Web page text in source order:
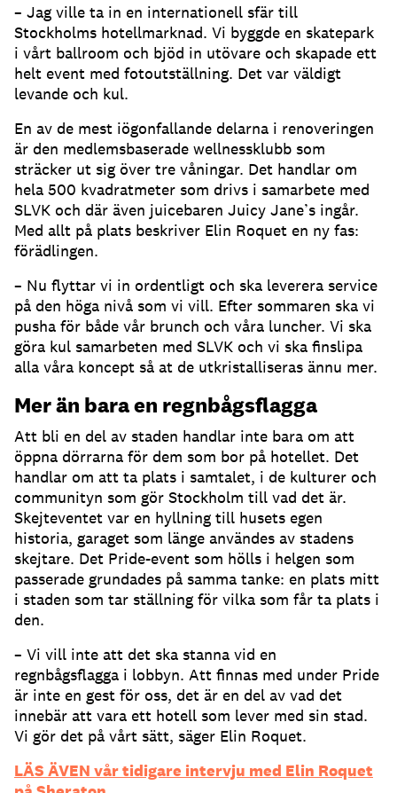
– Jag ville ta in en internationell sfär till
Stockholms hotellmarknad. Vi byggde en skatepark
i vårt ballroom och bjöd in utövare och skapade ett
helt event med fotoutställning. Det var väldigt
levande och kul.
En av de mest iögonfallande delarna i renoveringen
är den medlemsbaserade wellnessklubb som
sträcker ut sig över tre våningar. Det handlar om
hela 500 kvadratmeter som drivs i samarbete med
SLVK och där även juicebaren Juicy Jane’s ingår.
Med allt på plats beskriver Elin Roquet en ny fas:
förädlingen.
– Nu flyttar vi in ordentligt och ska leverera service
på den höga nivå som vi vill. Efter sommaren ska vi
pusha för både vår brunch och våra luncher. Vi ska
göra kul samarbeten med SLVK och vi ska finslipa
alla våra koncept så at de utkristalliseras ännu mer.
Mer än bara en regnbågsflagga
Att bli en del av staden handlar inte bara om att
öppna dörrarna för dem som bor på hotellet. Det
handlar om att ta plats i samtalet, i de kulturer och
communityn som gör Stockholm till vad det är.
Skejteventet var en hyllning till husets egen
historia, garaget som länge användes av stadens
skejtare. Det Pride-event som hölls i helgen som
passerade grundades på samma tanke: en plats mitt
i staden som tar ställning för vilka som får ta plats i
den.
– Vi vill inte att det ska stanna vid en
regnbågsflagga i lobbyn. Att finnas med under Pride
är inte en gest för oss, det är en del av vad det
innebär att vara ett hotell som lever med sin stad.
Vi gör det på vårt sätt, säger Elin Roquet.
LÄS ÄVEN vår tidigare intervju med Elin Roquet